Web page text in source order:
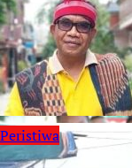
Peristiwa